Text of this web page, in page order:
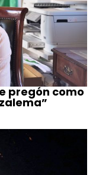
pregón como